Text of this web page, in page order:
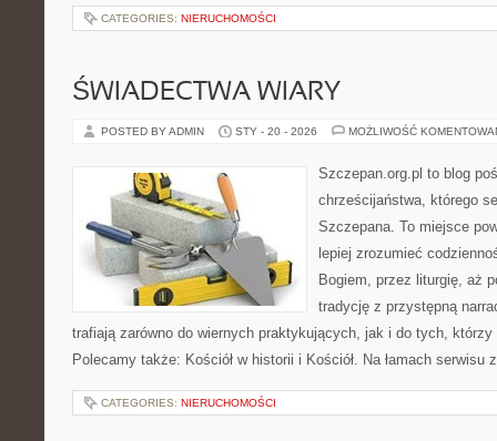
CATEGORIES: NIERUCHOMOŚCI
ŚWIADECTWA WIARY
POSTED BY ADMIN STY - 20 - 2026 MOŻLIWOŚĆ
Szczepan.org.pl to blog
chrześcijaństwa, którego
Szczepana. To miejsce
lepiej zrozumieć
Bogiem, przez liturgię, aż
tradycję z przystępną
trafiają zarówno do wiernych praktykujących, jak i do tych, którzy
Polecamy także: Kościół w historii i Kościół. Na łamach
CATEGORIES: NIERUCHOMOŚCI